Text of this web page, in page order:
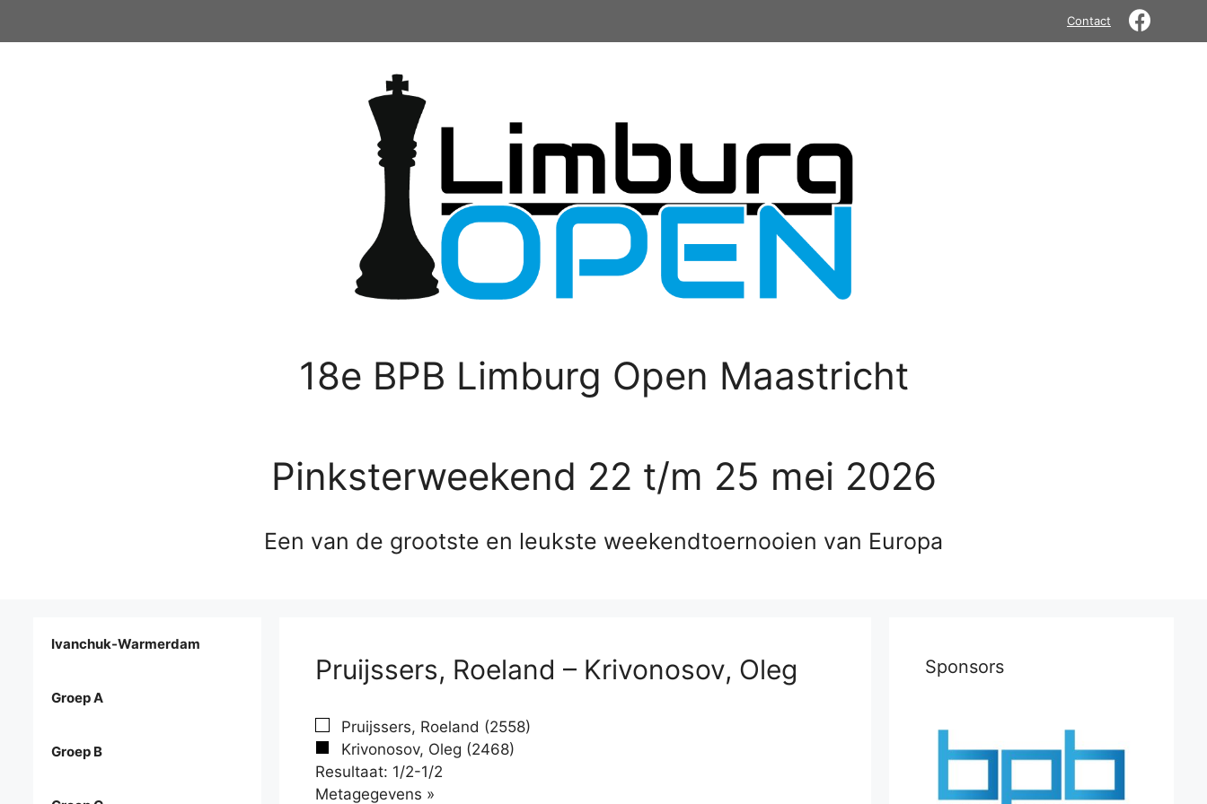
Contact
18e BPB Limburg Open Maastricht
Pinksterweekend 22 t/m 25 mei 2026
Een van de grootste en leukste weekendtoernooien van Europa
Pruijssers, Roeland – Krivonosov, Oleg
Pruijssers, Roeland (2558)
Krivonosov, Oleg (2468)
Resultaat: 1/2-1/2
Metagegevens »
Ivanchuk-Warmerdam
Groep A
Groep B
Sponsors